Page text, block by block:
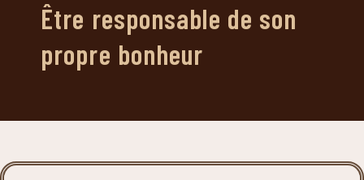
Être responsable de son
propre bonheur